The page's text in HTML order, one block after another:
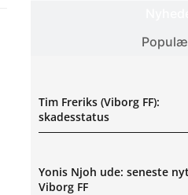
Tim Freriks (Viborg FF):
skadesstatus
Yonis Njoh ude: seneste
Viborg FF